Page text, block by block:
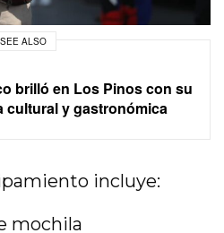
SEE ALSO
brilló en Los Pinos con su
cultural y gastronómica
incluye:
mochila